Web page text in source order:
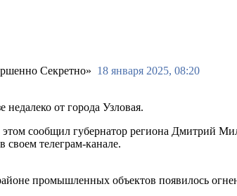
18 января 2025, 08:20
от города Узловая.
этом сообщил губернатор региона Дмитрий
телеграм-канале.
промышленных объектов появилось